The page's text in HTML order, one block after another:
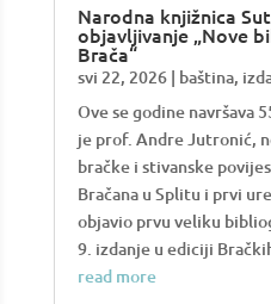
Narodna knjižnica
objavljivanje „Nove
Brača“
svi 22, 2026| baština,
Ove se godine navršava
je prof. Andre Jutronić,
bračke i stivanske
Bračana u Splitu i prvi
objavio prvu veliku
9. izdanje u ediciji
read more